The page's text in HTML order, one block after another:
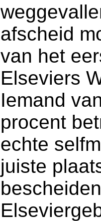
afscheid
van het
Elseviers
Iemand
procent
echte
juiste